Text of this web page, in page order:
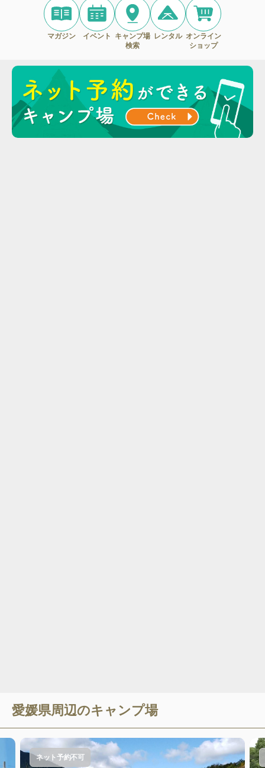
マガジン イベント
キャンプ場
検索
レンタル オンライン
ショップ
愛媛県周辺のキャンプ場
ネット予約不可